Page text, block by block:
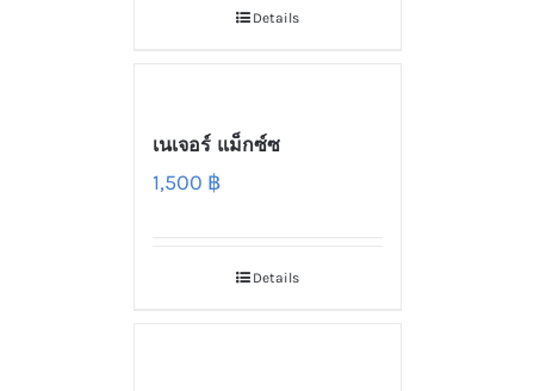
Details
เนเจอร์ แม็กซ์ซ
1,500 ฿
Details